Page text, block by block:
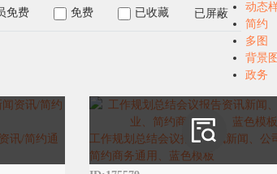
免费 免费 已收藏 已屏蔽
动态
简约
多图
背景图
政务
讯/简约通
工作规划总结会议报告资讯新闻、公
简约商务通用、蓝色模板